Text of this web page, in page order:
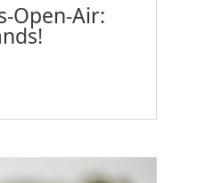
Open-Air: